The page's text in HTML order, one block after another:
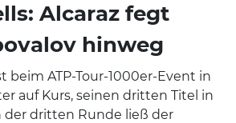
Alcaraz fegt
hinweg
beim ATP-Tour-1000er-Event in
auf Kurs, seinen dritten Titel in
der dritten Runde ließ der